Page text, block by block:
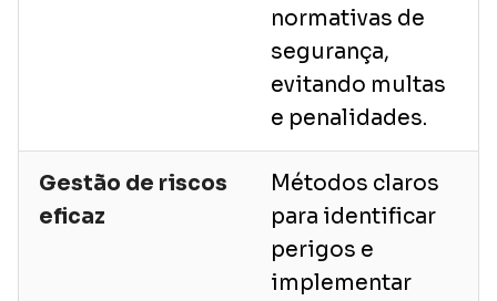
normativas de
segurança,
evitando multas
e penalidades.
Gestão de riscos
eficaz
Métodos claros
para identificar
perigos e
implementar